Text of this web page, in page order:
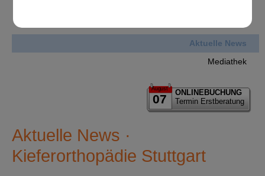
News
Aktuelle News
Mediathek
August
07
ONLINEBUCHUNG
Termin Erstberatung
Aktuelle News ·
Kieferorthopädie Stuttgart